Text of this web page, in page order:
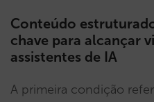
Conteúdo
chave para alcançar
assistentes de IA
A primeira condição